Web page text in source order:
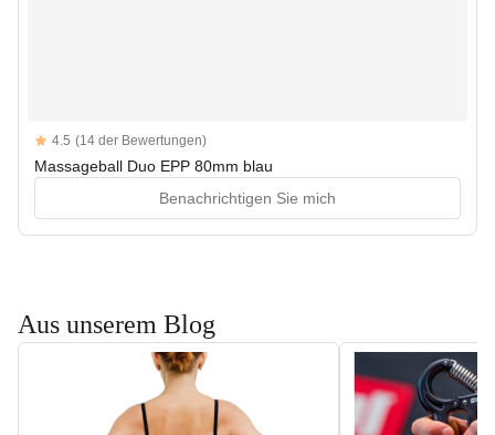
Reviews
4.5 out of 5 stars
4.5 (14 der Bewertungen)
Massageball Duo EPP 80mm blau
Benachrichtigen Sie mich
Aus unserem Blog